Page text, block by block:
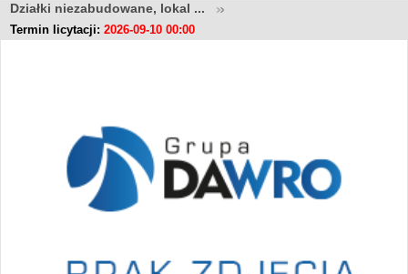
Działki niezabudowane, lokal ...
Termin licytacji: 2026-09-10 00:00